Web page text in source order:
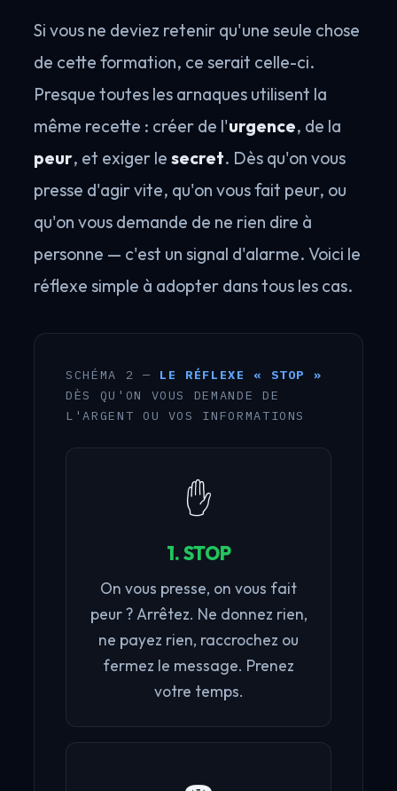
Si vous ne deviez retenir qu'une seule chose
de cette formation, ce serait celle-ci.
Presque toutes les arnaques utilisent la
même recette : créer de l'urgence, de la
peur, et exiger le secret. Dès qu'on vous
presse d'agir vite, qu'on vous fait peur, ou
qu'on vous demande de ne rien dire à
personne — c'est un signal d'alarme. Voici le
réflexe simple à adopter dans tous les cas.
SCHÉMA 2 — LE RÉFLEXE « STOP »
DÈS QU'ON VOUS DEMANDE DE
L'ARGENT OU VOS INFORMATIONS
✋
1. STOP
On vous presse, on vous fait
peur ? Arrêtez. Ne donnez rien,
ne payez rien, raccrochez ou
fermez le message. Prenez
votre temps.